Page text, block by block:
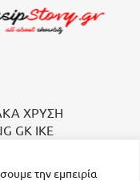
την εμπειρία
ΧΡΥΣΗ
GK IKE